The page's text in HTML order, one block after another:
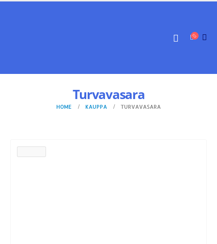
Turvavasara
HOME KAUPPA TURVAVASARA